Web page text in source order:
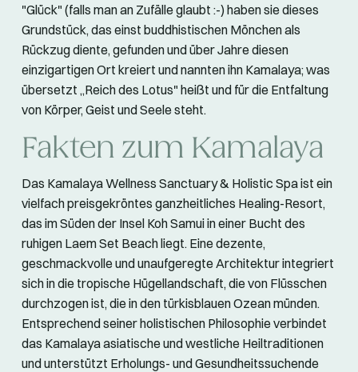
"Glück" (falls man an Zufälle glaubt :-) haben sie dieses
Grundstück, das einst buddhistischen Mönchen als
Rückzug diente, gefunden und über Jahre diesen
einzigartigen Ort kreiert und nannten ihn Kamalaya; was
übersetzt „Reich des Lotus" heißt und für die Entfaltung
von Körper, Geist und Seele steht.
Fakten zum Kamalaya
Das Kamalaya Wellness Sanctuary & Holistic Spa ist ein
vielfach preisgekröntes ganzheitliches Healing-Resort,
das im Süden der Insel Koh Samui in einer Bucht des
ruhigen Laem Set Beach liegt. Eine dezente,
geschmackvolle und unaufgeregte Architektur integriert
sich in die tropische Hügellandschaft, die von Flüsschen
durchzogen ist, die in den türkisblauen Ozean münden.
Entsprechend seiner holistischen Philosophie verbindet
das Kamalaya asiatische und westliche Heiltraditionen
und unterstützt Erholungs- und Gesundheitssuchende